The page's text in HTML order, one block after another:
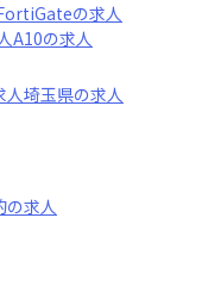
の求人
A10の求人
人埼玉県の求人
の求人